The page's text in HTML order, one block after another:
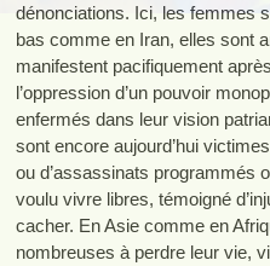
dénonciations. Ici, les femmes
bas comme en Iran, elles sont
manifestent pacifiquement
l’oppression d’un pouvoir
enfermés dans leur vision
sont encore aujourd’hui
ou d’assassinats programmés
voulu vivre libres, témoigné
cacher. En Asie comme en
nombreuses à perdre leur vie,